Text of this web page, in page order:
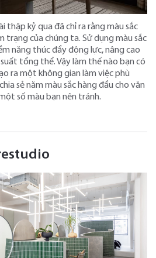
thập kỷ qua đã chỉ ra rằng màu sắc
trạng của chúng ta. Sử dụng màu sắc
năng thúc đẩy động lực, nâng cao
tổng thể. Vậy làm thế nào bạn có
ra một không gian làm việc phù
sẻ năm màu sắc hàng đầu cho văn
số màu bạn nên tránh.